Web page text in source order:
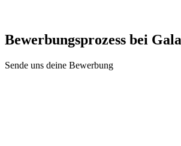
Bewerbungsprozess bei
Sende uns deine Bewerbung